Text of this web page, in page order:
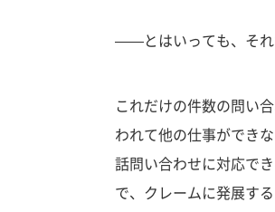
——とはいっても、それ
これだけの件数の問い
われて他の仕事ができ
話問い合わせに対応で
で、クレームに発展す